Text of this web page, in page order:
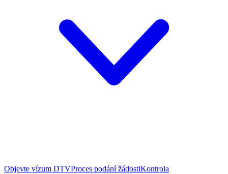
Objevte vízum DTVProces podání žádostiKontrola